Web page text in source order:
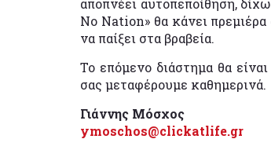
No Nation» θα κάνει
να παίξει στα βραβεία.
Το επόμενο διάστημα θα
σας μεταφέρουμε καθημερινά.
Γιάννης Μόσχος
ymoschos@clickatlife.gr